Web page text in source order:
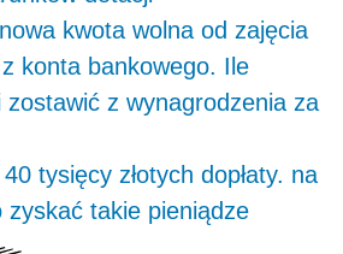
kwota wolna od zajęcia
konta bankowego. Ile
zostawić z wynagrodzenia za
tysięcy złotych dopłaty. na
zyskać takie pieniądze